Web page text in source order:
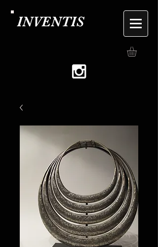
INVENTIS